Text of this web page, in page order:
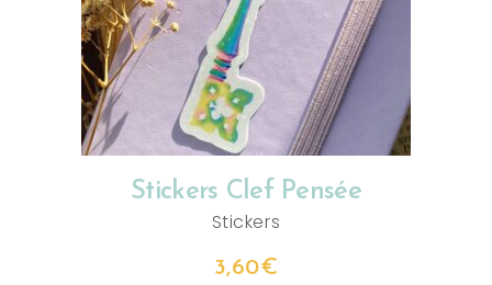
Stickers Clef Pensée
Stickers
3,60€